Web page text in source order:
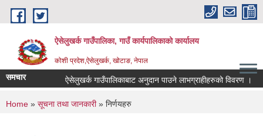
Skip to main content
ऐसेलुखर्क गाउँपालिका, गाउँ कार्यपालिकाको कार्यालय
कोशी प्रदेश,ऐसेलुखर्क, खोटाङ, नेपाल
समचार ऐसेलुखर्क गाउँपालिकाबाट अनुदान पाउने लाभग्राहीहरुको विवरण ।
You are here
Home » सूचना तथा जानकारी» निर्णयहरु